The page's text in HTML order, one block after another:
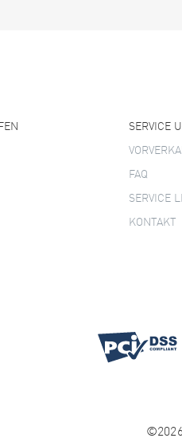
SERVICE
FAQ
SERVICE
KONTAKT